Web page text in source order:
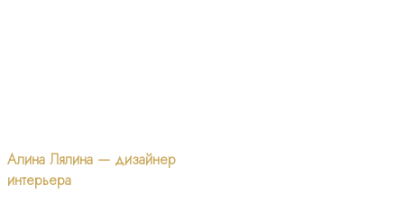
Алина Лялина — дизайнер
интерьера